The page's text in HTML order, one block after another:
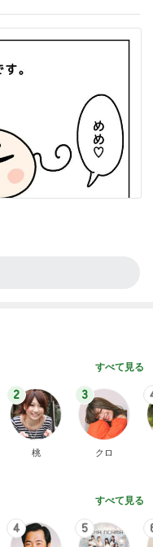
すべて見る
2
桃
3
クロ
すべて見る
4 5